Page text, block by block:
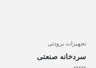
تجهیزات برودتی
سردخانه صنعتی